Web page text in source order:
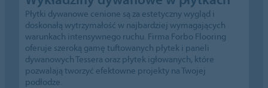
Płytki dywanowe cenione są za estetyczny wygląd i
doskonałą wytrzymałość w najbardziej wymagających
warunkach intensywnego ruchu. Firma Forbo Flooring
oferuje szeroką gamę tuftowanych płytek i paneli
dywanowych Tessera oraz płytek igłowanych, które
pozwalają tworzyć efektowne projekty na Twojej
podłodze.